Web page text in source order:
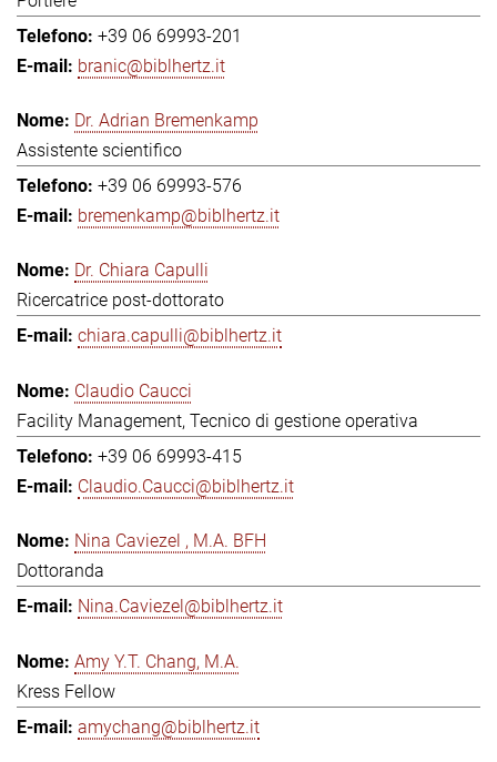
+39 06 69993-201
branic@biblhertz.it
Dr. Adrian Bremenkamp
Assistente scientifico
+39 06 69993-576
bremenkamp@biblhertz.it
Dr. Chiara Capulli
Ricercatrice post-dottorato
chiara.capulli@biblhertz.it
Claudio Caucci
Facility Management, Tecnico di gestione operativa
+39 06 69993-415
Claudio.Caucci@biblhertz.it
Nina Caviezel , M.A. BFH
Dottoranda
Nina.Caviezel@biblhertz.it
Amy Y.T. Chang, M.A.
Kress Fellow
amychang@biblhertz.it